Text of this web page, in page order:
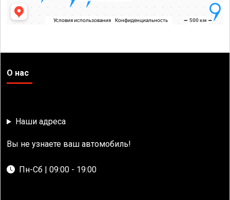
О нас
Наши адреса
Вы не узнаете ваш автомобиль!
Пн-Сб | 09:00 - 19:00